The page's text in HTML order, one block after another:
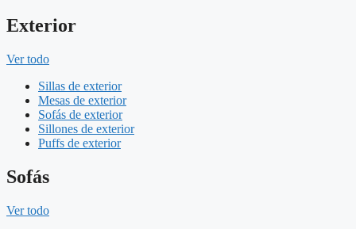
Exterior
Ver todo
Sillas de exterior
Mesas de exterior
Sofás de exterior
Sillones de exterior
Puffs de exterior
Sofás
Ver todo